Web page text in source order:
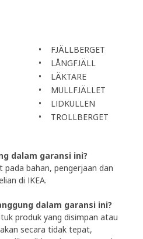
• FJÄLLBERGET
• LÅNGFJÄLL
• LÄKTARE
• MULLFJÄLLET
• LIDKULLEN
• TROLLBERGET
dalam garansi ini?
pada bahan, pengerjaan dan
di IKEA.
dalam garansi ini?
produk yang disimpan atau
secara tidak tepat,